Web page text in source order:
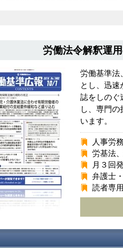
労働法令解釈運
労働基準法
とし、迅速
誌をしのぐ
し、専門
います。
人事労
労基法
月３回
弁護士
読者専